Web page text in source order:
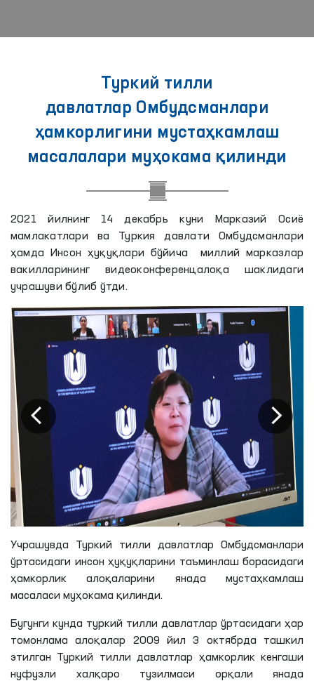
Туркий тилли
давлатлар Омбудсманлари
ҳамкорлигини мустаҳкамлаш
масалалари муҳокама қилинди
2021 йилнинг 14 декабрь куни Марказий Осиё
мамлакатлари ва Туркия давлати Омбудсманлари
ҳамда Инсон ҳуқуқлари бўйича миллий марказлар
вакилларининг видеоконференцалоқа шаклидаги
учрашуви бўлиб ўтди.
Учрашувда Туркий тилли давлатлар Омбудсманлари
ўртасидаги инсон ҳуқуқларини таъминлаш борасидаги
ҳамкорлик алоқаларини янада мустаҳкамлаш
масаласи муҳокама қилинди.
Бугунги кунда туркий тилли давлатлар ўртасидаги ҳар
томонлама алоқалар 2009 йил 3 октябрда ташкил
этилган Туркий тилли давлатлар ҳамкорлик кенгаши
нуфузли халқаро тузилмаси орқали янада